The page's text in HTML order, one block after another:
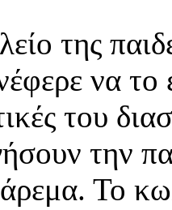
της
να το
του
την
Το